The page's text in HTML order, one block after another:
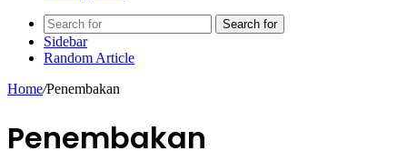
Search for
Sidebar
Random Article
Home/Penembakan
Penembakan